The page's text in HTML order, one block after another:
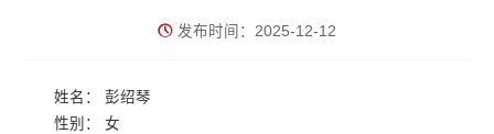
发布时间：2025-12-12
姓名： 彭绍琴
性别： 女